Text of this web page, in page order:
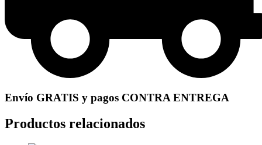
Envío GRATIS y pagos CONTRA ENTREGA
Productos relacionados